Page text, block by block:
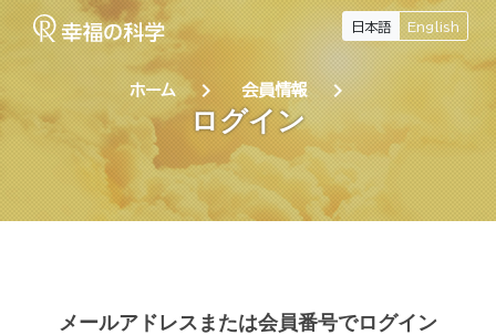
日本語 English
ホーム chevron_right 会員情報 chevron_right
ログイン
メールアドレスまたは会員番号でログイン